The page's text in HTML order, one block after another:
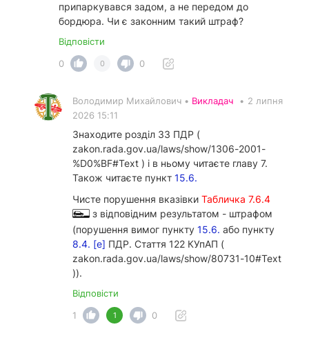
припаркувався задом, а не передом до
бордюра. Чи є законним такий штраф?
Відповісти
0
0 0
Володимир Михайлович • Викладач • 2 липня
2026 15:11
Знаходите розділ 33 ПДР (
zakon.rada.gov.ua/laws/show/1306-2001-
%D0%BF#Text ) і в ньому читаєте главу 7.
Також читаєте пункт 15.6.
Чисте порушення вказівки Табличка 7.6.4
з відповідним результатом - штрафом
(порушення вимог пункту 15.6. або пункту
8.4. [е] ПДР. Стаття 122 КУпАП (
zakon.rada.gov.ua/laws/show/80731-10#Text
)).
Відповісти
1
1 0